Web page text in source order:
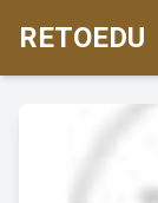
RETOEDU